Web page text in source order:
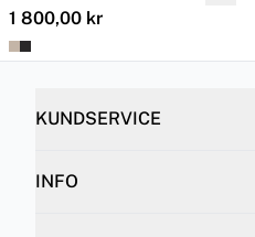
1 800,00 kr
KUNDSERVICE
INFO